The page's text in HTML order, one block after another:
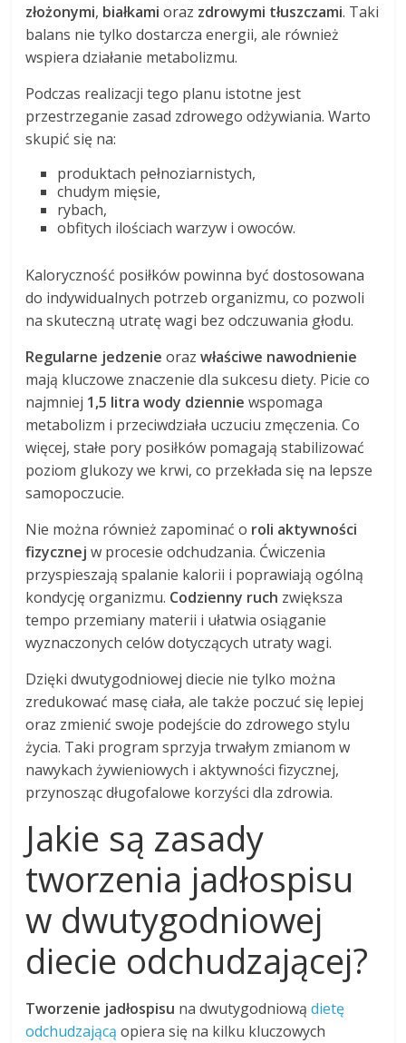
złożonymi, białkami oraz zdrowymi tłuszczami. Taki
balans nie tylko dostarcza energii, ale również
wspiera działanie metabolizmu.
Podczas realizacji tego planu istotne jest
przestrzeganie zasad zdrowego odżywiania. Warto
skupić się na:
produktach pełnoziarnistych,
chudym mięsie,
rybach,
obfitych ilościach warzyw i owoców.
Kaloryczność posiłków powinna być dostosowana
do indywidualnych potrzeb organizmu, co pozwoli
na skuteczną utratę wagi bez odczuwania głodu.
Regularne jedzenie orazwłaściwe nawodnienie
mają kluczowe znaczenie dla sukcesu diety. Picie co
najmniej 1,5 litra wody dziennie wspomaga
metabolizm i przeciwdziała uczuciu zmęczenia. Co
więcej, stałe pory posiłków pomagają stabilizować
poziom glukozy we krwi, co przekłada się na lepsze
samopoczucie.
Nie można również zapominać o roli aktywności
fizycznej w procesie odchudzania. Ćwiczenia
przyspieszają spalanie kalorii i poprawiają ogólną
kondycję organizmu. Codzienny ruch zwiększa
tempo przemiany materii i ułatwia osiąganie
wyznaczonych celów dotyczących utraty wagi.
Dzięki dwutygodniowej diecie nie tylko można
zredukować masę ciała, ale także poczuć się lepiej
oraz zmienić swoje podejście do zdrowego stylu
życia. Taki program sprzyja trwałym zmianom w
nawykach żywieniowych i aktywności fizycznej,
przynosząc długofalowe korzyści dla zdrowia.
Jakie są zasady
tworzenia jadłospisu
w dwutygodniowej
diecie odchudzającej?
Tworzenie jadłospisu na dwutygodniowądietę
odchudzającą opiera się na kilku kluczowych